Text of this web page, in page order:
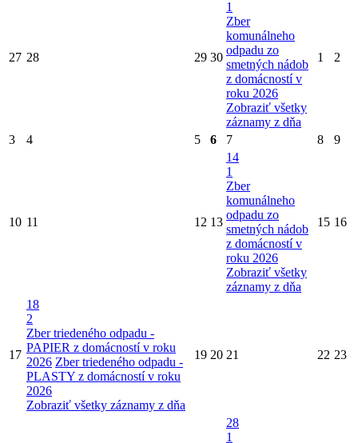
27 28 29 30
1
Zber
komunálneho
odpadu zo
smetných nádob
z domácností v
roku 2026
Zobraziť všetky
záznamy z dňa
1 2
3 4 5 6 7 8 9
10 11 12 13
14
1
Zber
komunálneho
odpadu zo
smetných nádob
z domácností v
roku 2026
Zobraziť všetky
záznamy z dňa
15 16
17
18
2
Zber triedeného odpadu -
PAPIER z domácností v roku
2026 Zber triedeného odpadu -
PLASTY z domácností v roku
2026
Zobraziť všetky záznamy z dňa
19 20 21 22 23
28
1